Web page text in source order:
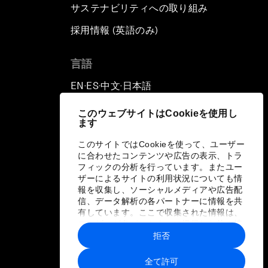
このウェブサイトはCookieを使用し
ます
このサイトではCookieを使って、ユーザー
に合わせたコンテンツや広告の表示、トラ
フィックの分析を行っています。またユー
ザーによるサイトの利用状況についても情
報を収集し、ソーシャルメディアや広告配
信、データ解析の各パートナーに情報を共
有しています。ここで収集された情報は、
ユーザーが各パートナーに提供した他の情
報や各パートナーのサービスを使用した際
に収集された情報と組み合わされ、各パー
トナーによって使用されることがありま
全て許可
拒否
サステナビリティへの取り組み
採用情報 (英語のみ)
言語
EN ▪ ES▪中文▪ 日本語